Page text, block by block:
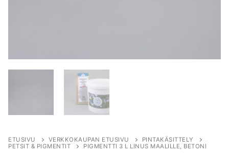
ETUSIVU VERKKOKAUPAN ETUSIVU
PINTAKÄSITTELY
PETSIT & PIGMENTIT
PIGMENTTI 3 L LINUS MAALILLE, BETONI